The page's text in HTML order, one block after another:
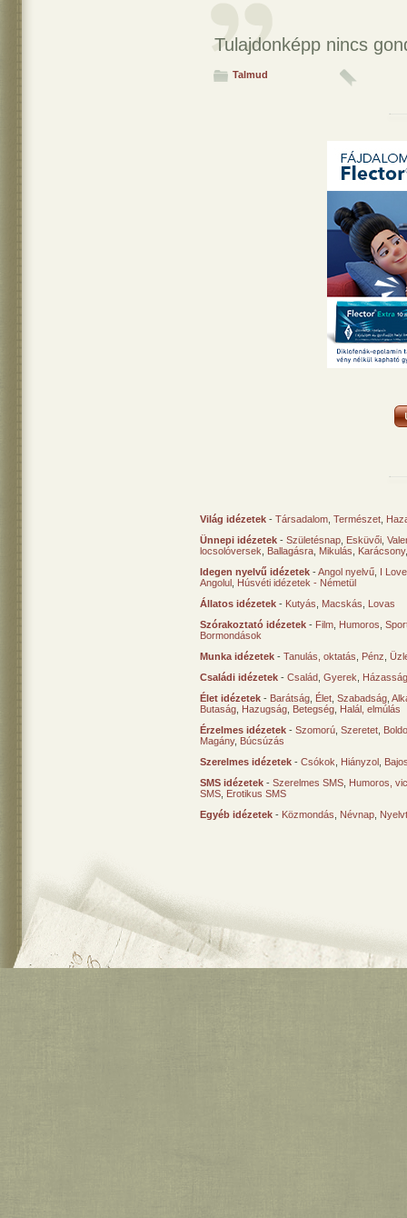
Tulajdonképp nincs
Talmud
Világ idézetek - Társadalom Természet
Ünnepi idézetek - Születésnap Esküvői
locsolóversek
Ballagásra Mikulás Karácsony
Idegen nyelvű idézetek -Angol nyelvű I
Angolul Húsvéti idézetek - Németül
Állatos idézetek - Kutyás Macskás
Lovas
Szórakoztató idézetek - Film Humoros
Bormondások
Munka idézetek - Tanulás, oktatás Pénz
Családi idézetek - Család Gyerek
Élet idézetek - Barátság Élet Szabadság
Butaság Hazugság Betegség Halál, elmúlás
Érzelmes idézetek - Szomorú Szeretet
Magány, Búcsúzás
Szerelmes idézetek - Csókok Hiányzol
SMS idézetek - Szerelmes SMS Humoros,
SMS Erotikus SMS
Egyéb idézetek - Közmondás Névnap